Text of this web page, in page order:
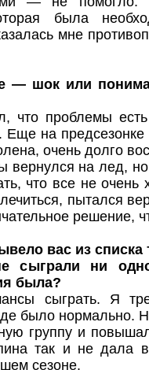
была
мне
— шок или
проблемы есть
Еще на
очень долго
вернулся на лед,
что все не
пытался
решение,
вас из
сыграли ни
была?
сыграть. Я
было нормально.
группу и
так и не дала
сезоне.